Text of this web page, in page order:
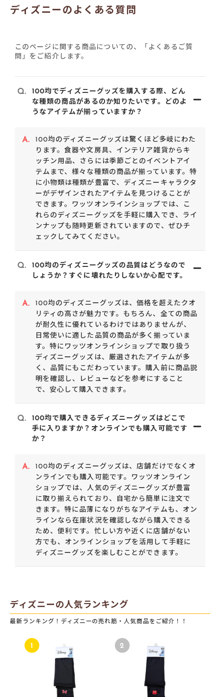
ディズニーのよくある質問
このページに関する商品についての、「よくあるご質
問」をご紹介します。
Q.
100均でディズニーグッズを購入する際、どん
な種類の商品があるのか知りたいです。どのよ
うなアイテムが揃っていますか？
A.
100均のディズニーグッズは驚くほど多岐にわた
ります。食器や文房具、インテリア雑貨からキ
ッチン用品、さらには季節ごとのイベントアイ
テムまで、様々な種類の商品が揃っています。特
に小物類は種類が豊富で、ディズニーキャラクタ
ーがデザインされたアイテムを見つけることが
できます。ワッツオンラインショップでは、こ
れらのディズニーグッズを手軽に購入でき、ライ
ンナップも随時更新されていますので、ぜひチ
ェックしてみてください。
Q.
100均のディズニーグッズの品質はどうなので
しょうか？すぐに壊れたりしないか心配です。
A.
100均のディズニーグッズは、価格を超えたクオ
リティの高さが魅力です。もちろん、全ての商品
が耐久性に優れているわけではありませんが、
日常使いに適した品質の商品が多く揃っていま
す。特にワッツオンラインショップで取り扱う
ディズニーグッズは、厳選されたアイテムが多
く、品質にもこだわっています。購入前に商品説
明を確認し、レビューなどを参考にすること
で、安心して購入できます。
Q.
100均で購入できるディズニーグッズはどこで
手に入りますか？オンラインでも購入可能です
か？
A.
100均のディズニーグッズは、店舗だけでなくオ
ンラインでも購入可能です。ワッツオンライン
ショップでは、人気のディズニーグッズが豊富
に取り揃えられており、自宅から簡単に注文で
きます。特に品薄になりがちなアイテムも、オン
ラインなら在庫状況を確認しながら購入できる
ため、便利です。忙しい方や近くに店舗がない
方でも、オンラインショップを活用して手軽に
ディズニーグッズを楽しむことができます。
ディズニーの人気ランキング
最新ランキング！ディズニーの売れ筋・人気商品をご紹介！！
1 2